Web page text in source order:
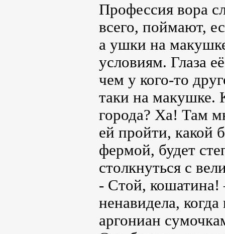
Профессия вора
всего, поймают,
а ушки на
условиям. Глаза
чем у кого-то
таки на макушке.
города? Ха! Там
ей пройти, какой
фермой, будет
столкнуться с
- Стой, кошатина!
ненавидела,
аргониан